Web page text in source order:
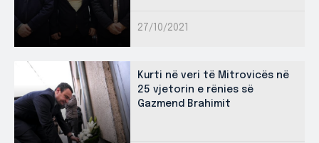
27/10/2021
Kurti në veri të Mitrovicës në
25 vjetorin e rënies së
Gazmend Brahimit